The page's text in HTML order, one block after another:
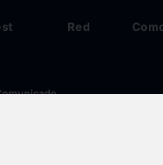
Red